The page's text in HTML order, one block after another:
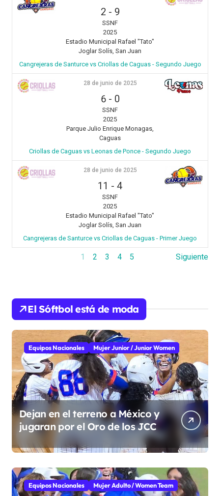
2 - 9
SSNF
2025
Estadio Municipal Rafael "Tato"
Joglar Solís, San Juan
Cangrejeras de Santurce vs Criollas de Caguas - Segundo Juego
28 de junio de 2025
6- 0
SSNF
2025
Parque Julio Enrique Monagas,
Caguas
Criollas de Caguas vs Leonas de Ponce - Segundo Juego
28 de junio de 2025
11 - 4
SSNF
2025
Estadio Municipal Rafael "Tato"
Joglar Solís, San Juan
Cangrejeras de Santurce vs Criollas de Caguas - Primer Juego
1 2 3 4 5 Siguiente
El Sóftbol está de moda
Equipos Nacionales Mujer Junior / Junior Women
Dejan en el terreno a México y
jugaran por el Oro de los JCC
Equipos Nacionales Mujer Adulto / Women Team